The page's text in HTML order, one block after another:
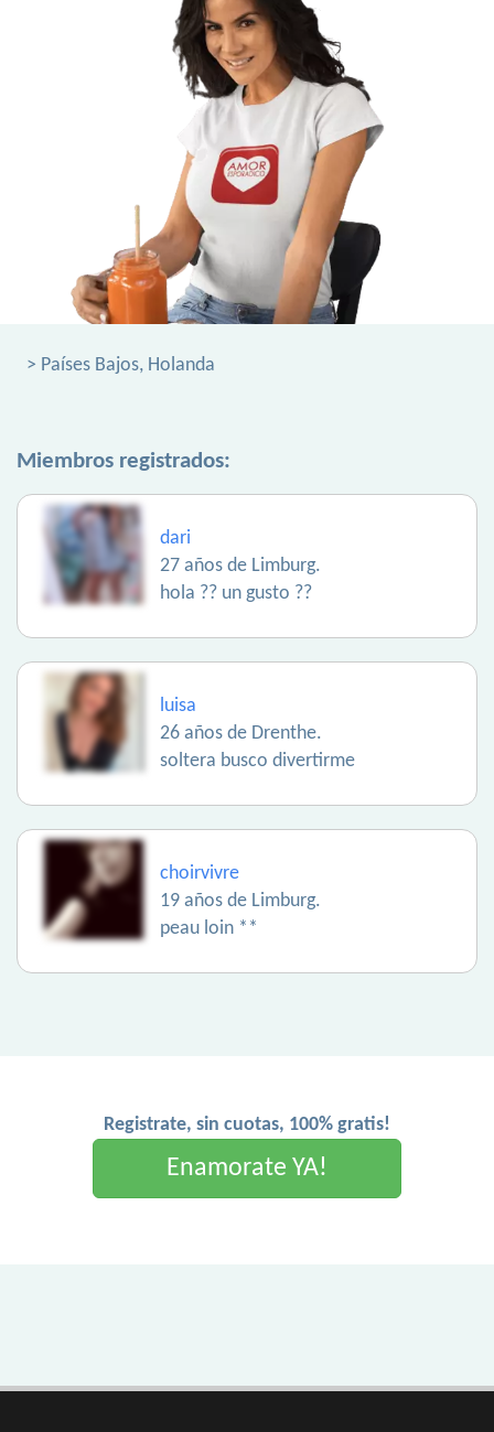
> Países Bajos, Holanda
Miembros registrados:
dari
27 años de Limburg.
hola ?? un gusto ??
luisa
26 años de Drenthe.
soltera busco divertirme
choirvivre
19 años de Limburg.
peau loin **
Registrate, sin cuotas, 100% gratis!
Enamorate YA!